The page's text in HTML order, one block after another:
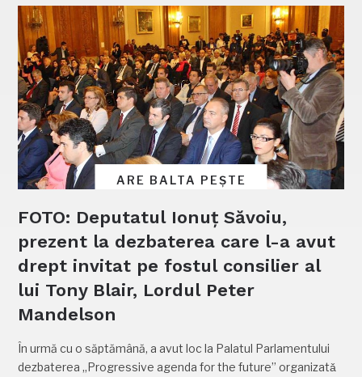
ARE BALTA PEȘTE
FOTO: Deputatul Ionuț Săvoiu,
prezent la dezbaterea care l-a avut
drept invitat pe fostul consilier al
lui Tony Blair, Lordul Peter
Mandelson
În urmă cu o săptămână, a avut loc la Palatul Parlamentului
dezbaterea „Progressive agenda for the future” organizatǎ